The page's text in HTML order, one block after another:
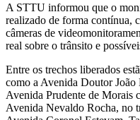
A STTU informou que o
realizado de forma contínua,
câmeras de
real sobre o trânsito e
Entre os trechos liberados
como a Avenida Doutor
Avenida Prudente de Morais
Avenida Nevaldo Rocha, no